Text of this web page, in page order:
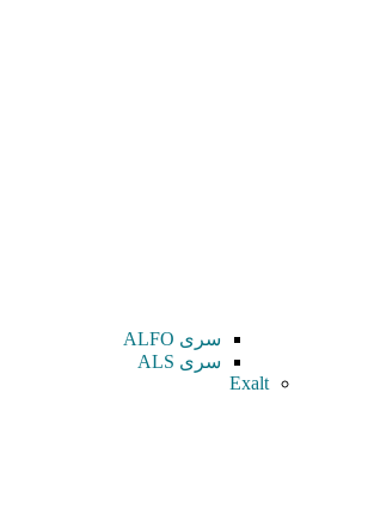
سری ALFO
سری ALS
Exalt